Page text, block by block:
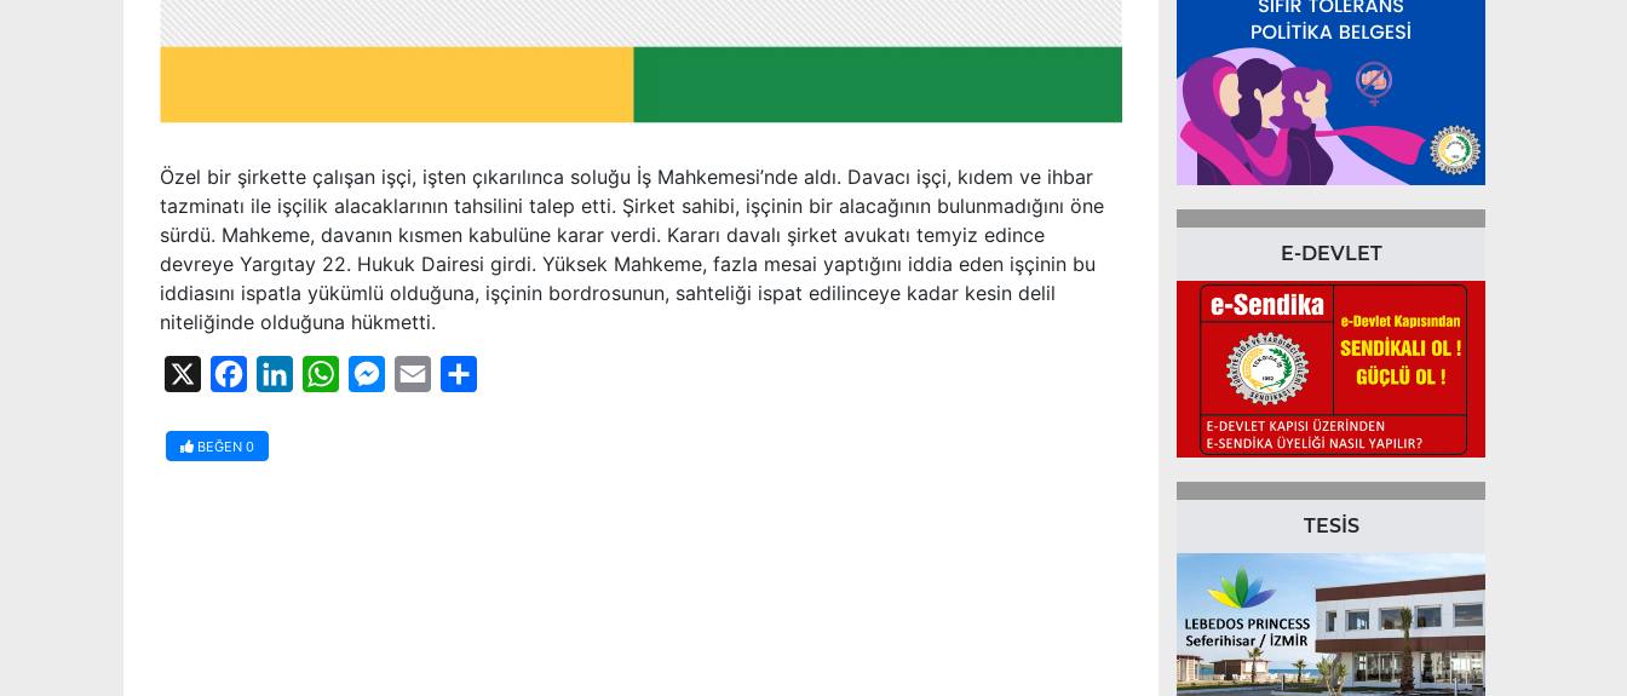
Özel bir şirkette çalışan işçi, işten çıkarılınca soluğu İş Mahkemesi’nde aldı. Davacı işçi, kıdem ve ihbar
tazminatı ile işçilik alacaklarının tahsilini talep etti. Şirket sahibi, işçinin bir alacağının bulunmadığını öne
sürdü. Mahkeme, davanın kısmen kabulüne karar verdi. Kararı davalı şirket avukatı temyiz edince
devreye Yargıtay 22. Hukuk Dairesi girdi. Yüksek Mahkeme, fazla mesai yaptığını iddia eden işçinin bu
iddiasını ispatla yükümlü olduğuna, işçinin bordrosunun, sahteliği ispat edilinceye kadar kesin delil
niteliğinde olduğuna hükmetti.
FacebookLinkedInWhatsAppMessenger
Email
BEĞEN 0
E-DEVLET
TESİS